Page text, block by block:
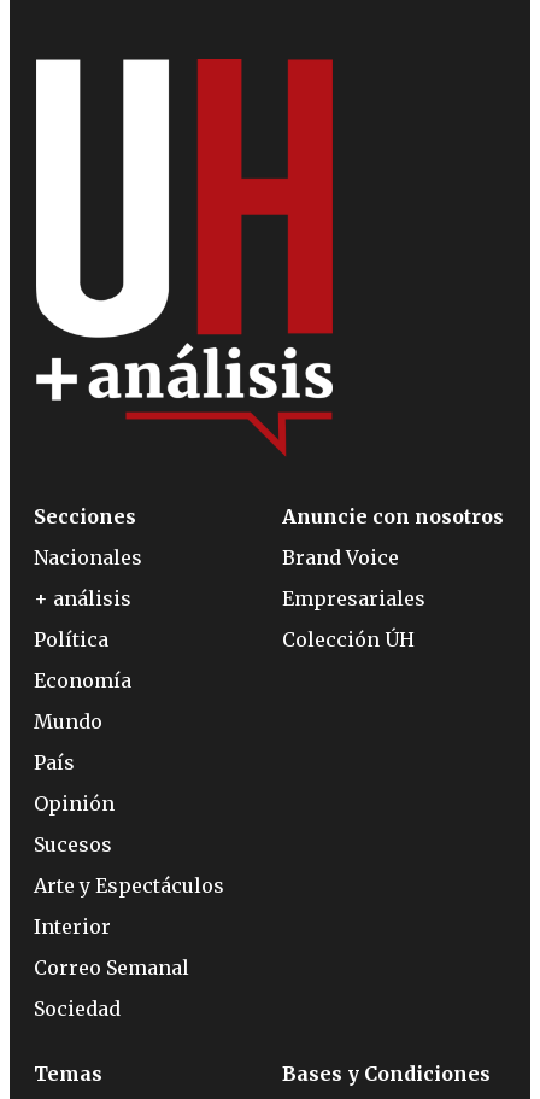
Secciones
Nacionales
+ análisis
Política
Economía
Mundo
País
Opinión
Sucesos
Arte y Espectáculos
Interior
Correo Semanal
Sociedad
Anuncie con nosotros
Brand Voice
Empresariales
Colección ÚH
Temas Bases y Condiciones